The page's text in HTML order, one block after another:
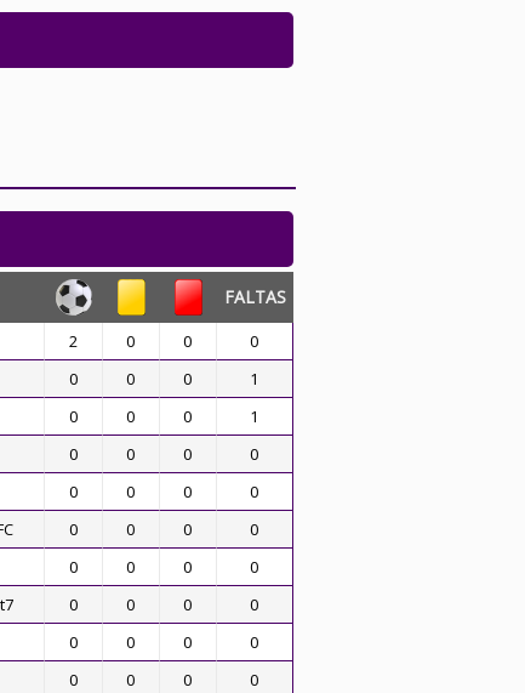
FALTAS
2 0 0
0
0 0 0
1
0 0 0
1
0 0 0
0
0 0 0
0
0 0 0
0
0 0 0
0
0 0 0
0
0 0 0
0
0 0 0 0